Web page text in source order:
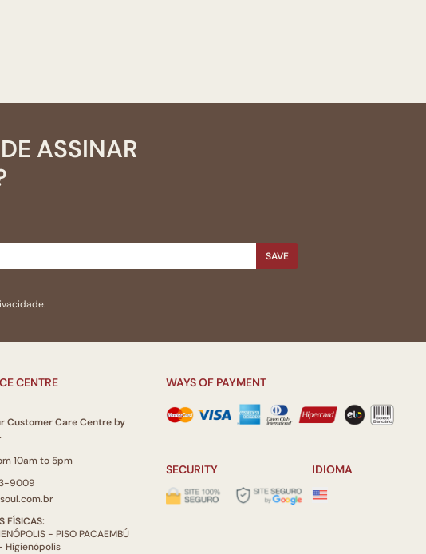
ASSINAR
SAVE
CENTRE
Customer Care Centre by
10am to 5pm
9009
FÍSICAS:
- PISO PACAEMBÚ
Higienópolis
WAYS OF PAYMENT
SECURITY IDIOMA